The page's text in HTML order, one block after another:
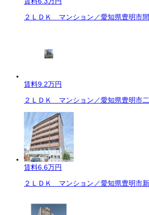
２ＬＤＫ マンション／愛知県豊明市
賃料9.2万円
２ＬＤＫ マンション／愛知県豊明市
賃料6.6万円
２ＬＤＫ マンション／愛知県豊明市